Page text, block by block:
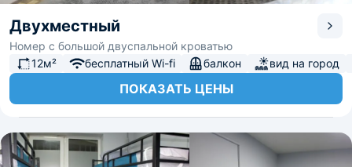
Двухместный
Номер с большой двуспальной кроватью
12м²
бесплатный Wi-fi балкон вид на город
ПОКАЗАТЬ ЦЕНЫ